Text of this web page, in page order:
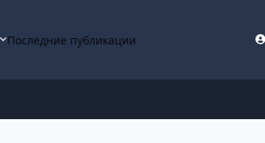
Последние публикации